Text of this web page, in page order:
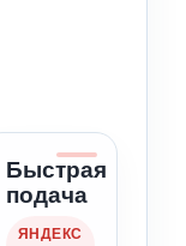
Быстрая
подача
ЯНДЕКС